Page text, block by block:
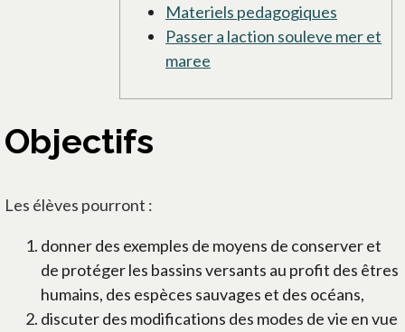
Materiels pedagogiques
Passer a laction souleve mer et
maree
Objectifs
Les élèves pourront :
donner des exemples de moyens de conserver et
de protéger les bassins versants au profit des êtres
humains, des espèces sauvages et des océans,
discuter des modifications des modes de vie en vue